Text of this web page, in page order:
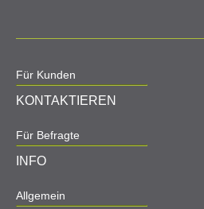
Für Kunden
KONTAKTIEREN
Für Befragte
INFO
Allgemein